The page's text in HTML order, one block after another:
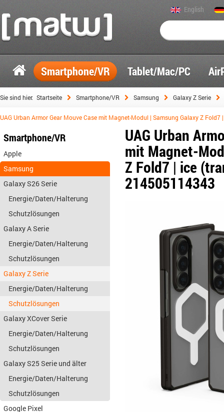
English
Smartphone/VR Tablet/Mac/PC
Sie sind hier: Startseite Smartphone/VR Samsung Galaxy Z Serie
UAG Urban Armor Gear Mouve Case mit Magnet-Modul | Samsung Galaxy Z
UAG Urban
mit Magnet-
Z Fold7 | ice
214505114343
Smartphone/VR
Apple
Samsung
Galaxy S26 Serie
Energie/Daten/Halterung
Schutzlösungen
Galaxy A Serie
Energie/Daten/Halterung
Schutzlösungen
Galaxy Z Serie
Energie/Daten/Halterung
Schutzlösungen
Galaxy XCover Serie
Energie/Daten/Halterung
Schutzlösungen
Galaxy S25 Serie und älter
Energie/Daten/Halterung
Schutzlösungen
Google Pixel